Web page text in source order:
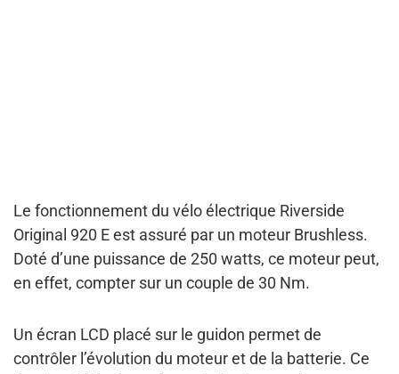
Le fonctionnement du vélo électrique Riverside
Original 920 E est assuré par un moteur Brushless.
Doté d’une puissance de 250 watts, ce moteur peut,
en effet, compter sur un couple de 30 Nm.
Un écran LCD placé sur le guidon permet de
contrôler l’évolution du moteur et de la batterie. Ce